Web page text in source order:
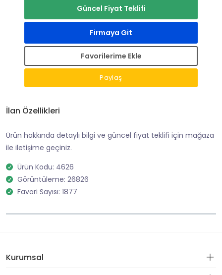
Güncel Fiyat Teklifi
Firmaya Git
Favorilerime Ekle
Paylaş
İlan Özellikleri
Ürün hakkında detaylı bilgi ve güncel fiyat teklifi için mağaza
ile iletişime geçiniz.
Ürün Kodu: 4626
Görüntüleme: 26826
Favori Sayısı: 1877
Kurumsal